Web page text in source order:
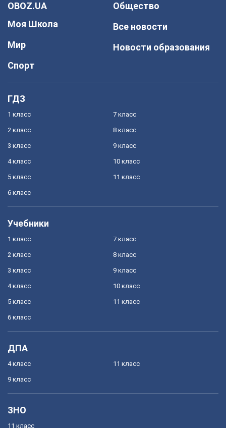
OBOZ.UA
Моя Школа
Мир
Спорт
Общество
Все новости
Новости образования
ГДЗ
1 класс
2 класс
3 класс
4 класс
5 класс
6 класс
7 класс
8 класс
9 класс
10 класс
11 класс
Учебники
1 класс
2 класс
3 класс
4 класс
5 класс
6 класс
7 класс
8 класс
9 класс
10 класс
11 класс
ДПА
4 класс
9 класс
11 класс
ЗНО
11 класс